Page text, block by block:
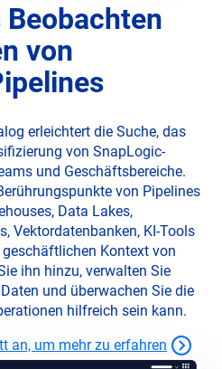
von
erleichtert die Suche, das
von SnapLogic-
und Geschäftsbereiche.
von Pipelines
Data Lakes,
Vektordatenbanken, KI-Tools
Kontext von
ihn hinzu, verwalten Sie
und überwachen Sie die
hilfreich sein kann.
an, um mehr zu erfahren